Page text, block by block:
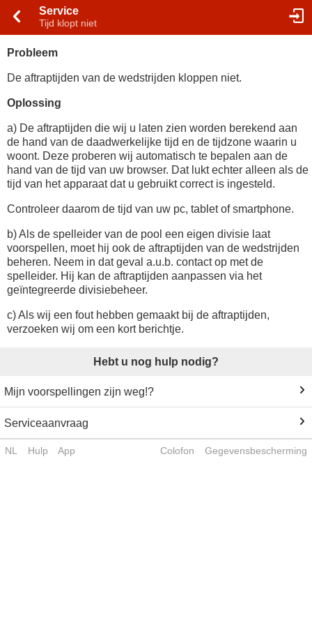
Service
Tijd klopt niet
Probleem
De aftraptijden van de wedstrijden kloppen niet.
Oplossing
a) De aftraptijden die wij u laten zien worden berekend aan
de hand van de daadwerkelijke tijd en de tijdzone waarin u
woont. Deze proberen wij automatisch te bepalen aan de
hand van de tijd van uw browser. Dat lukt echter alleen als de
tijd van het apparaat dat u gebruikt correct is ingesteld.
Controleer daarom de tijd van uw pc, tablet of smartphone.
b) Als de spelleider van de pool een eigen divisie laat
voorspellen, moet hij ook de aftraptijden van de wedstrijden
beheren. Neem in dat geval a.u.b. contact op met de
spelleider. Hij kan de aftraptijden aanpassen via het
geïntegreerde divisiebeheer.
c) Als wij een fout hebben gemaakt bij de aftraptijden,
verzoeken wij om een kort berichtje.
Hebt u nog hulp nodig?
Mijn voorspellingen zijn weg!?
Serviceaanvraag
NL Hulp App Colofon Gegevensbescherming